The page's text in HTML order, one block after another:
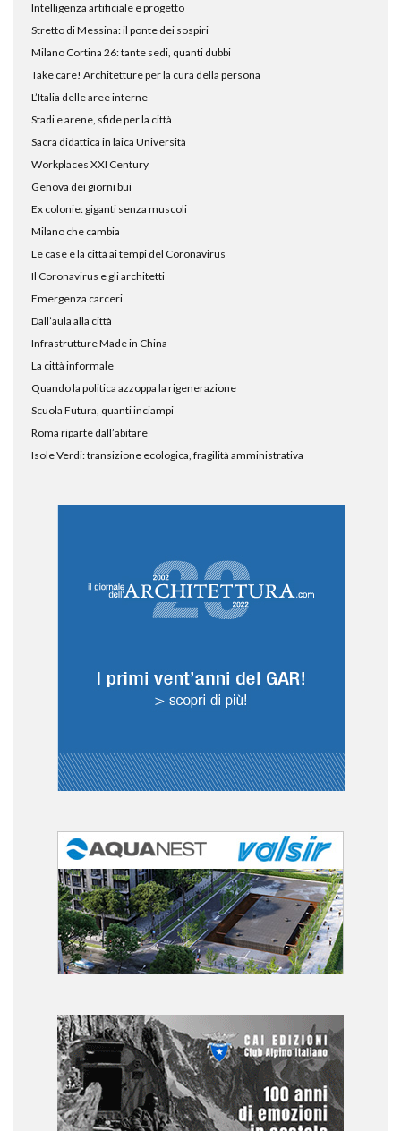
Intelligenza artificiale e progetto
Stretto di Messina: il ponte dei sospiri
Milano Cortina 26: tante sedi, quanti dubbi
Take care! Architetture per la cura della persona
L’Italia delle aree interne
Stadi e arene, sfide per la città
Sacra didattica in laica Università
Workplaces XXI Century
Genova dei giorni bui
Ex colonie: giganti senza muscoli
Milano che cambia
Le case e la città ai tempi del Coronavirus
Il Coronavirus e gli architetti
Emergenza carceri
Dall’aula alla città
Infrastrutture Made in China
La città informale
Quando la politica azzoppa la rigenerazione
Scuola Futura, quanti inciampi
Roma riparte dall’abitare
Isole Verdi: transizione ecologica, fragilità amministrativa